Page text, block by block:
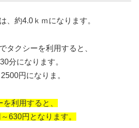
、約4.0ｋｍになります。
タクシーを利用すると、
分になります。
円になりま。
利用すると、
630円となります。